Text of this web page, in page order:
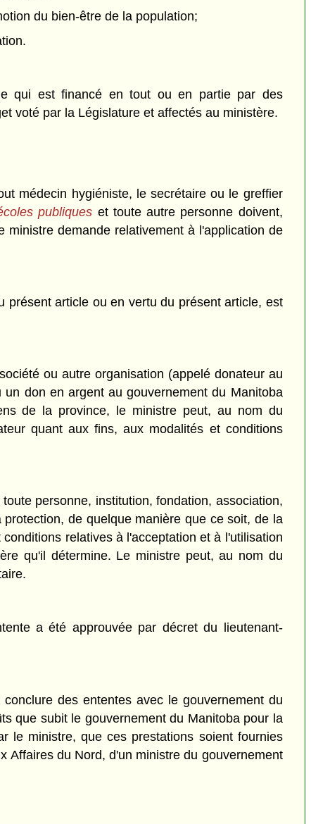
du bien-être de la population;
qui est financé en tout ou en partie par des
voté par la Législature et affectés au ministère.
médecin hygiéniste, le secrétaire ou le greffier
publiques et toute autre personne doivent,
demande relativement à l'application de
présent article ou en vertu du présent article, est
ou autre organisation (appelé donateur au
don en argent au gouvernement du Manitoba
de la province, le ministre peut, au nom du
quant aux fins, aux modalités et conditions
personne, institution, fondation, association,
de quelque manière que ce soit, de la
relatives à l'acceptation et à l'utilisation
qu'il détermine. Le ministre peut, au nom du
a été approuvée par décret du lieutenant-
des ententes avec le gouvernement du
que subit le gouvernement du Manitoba pour la
le ministre, que ces prestations soient fournies
Affaires du Nord, d'un ministre du gouvernement